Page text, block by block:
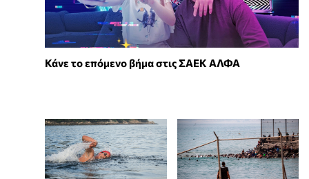
Κάνε το επόμενο βήμα στις ΣΑΕΚ ΑΛΦΑ